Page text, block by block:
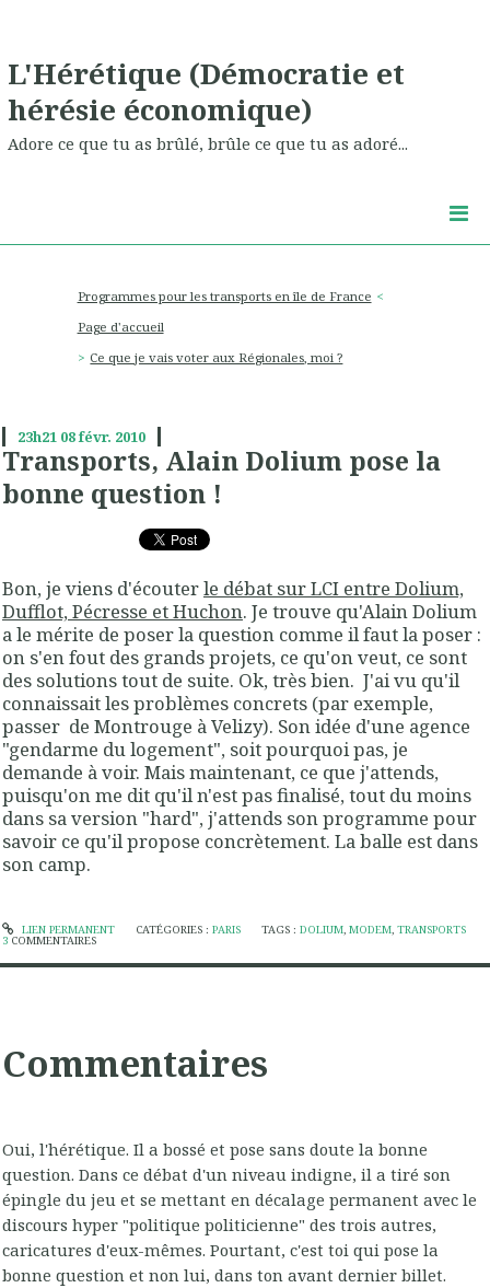
L'Hérétique (Démocratie et
hérésie économique)
Adore ce que tu as brûlé, brûle ce que tu as adoré...
Programmes pour les transports en île de France
Page d'accueil
Ce que je vais voter aux Régionales, moi ?
23h21 08févr. 2010
Transports, Alain Dolium pose la
bonne question !
Bon, je viens d'écouterle débat sur LCI entre Dolium,
Dufflot, Pécresse et Huchon. Je trouve qu'Alain Dolium
a le mérite de poser la question comme il faut la poser :
on s'en fout des grands projets, ce qu'on veut, ce sont
des solutions tout de suite. Ok, très bien. J'ai vu qu'il
connaissait les problèmes concrets (par exemple,
passer de Montrouge à Velizy). Son idée d'une agence
"gendarme du logement", soit pourquoi pas, je
demande à voir. Mais maintenant, ce que j'attends,
puisqu'on me dit qu'il n'est pas finalisé, tout du moins
dans sa version "hard", j'attends son programme pour
savoir ce qu'il propose concrètement. La balle est dans
son camp.
LIEN PERMANENT CATÉGORIES : PARIS TAGS :DOLIUM,MODEM,TRANSPORTS
3 COMMENTAIRES
Commentaires
Oui, l'hérétique. Il a bossé et pose sans doute la bonne
question. Dans ce débat d'un niveau indigne, il a tiré son
épingle du jeu et se mettant en décalage permanent avec le
discours hyper "politique politicienne" des trois autres,
caricatures d'eux-mêmes. Pourtant, c'est toi qui pose la
bonne question et non lui, dans ton avant dernier billet.